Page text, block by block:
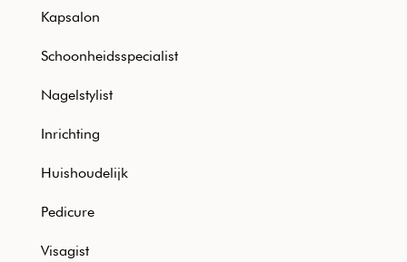
Kapsalon
Schoonheidsspecialist
Nagelstylist
Inrichting
Huishoudelijk
Pedicure
Visagist